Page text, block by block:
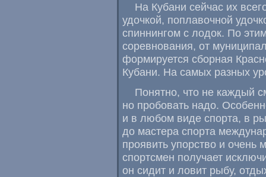
На Кубани сейчас их
удочкой, поплавочной
спиннингом с лодок. По
соревнования, от
формируется сборная
Кубани. На самых разных
Понятно, что не каждый
но пробовать надо.
и в любом виде спорта, в
до мастера спорта
проявить упорство и очень
спортсмен получает
он сидит и ловит рыбу,